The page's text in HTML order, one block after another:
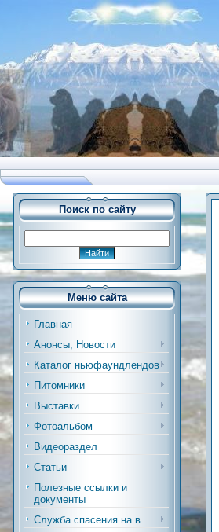
Поиск по сайту
Меню сайта
Главная
Анонсы, Новости
Каталог ньюфаундлендов
Питомники
Выставки
Фотоальбом
Видеораздел
Статьи
Полезные ссылки и
документы
Служба спасения на в...